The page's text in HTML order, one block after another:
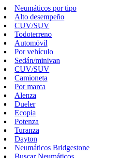
Neumáticos por tipo
Alto desempeño
CUV/SUV
Todoterreno
Automóvil
Por vehículo
Sedán/minivan
CUV/SUV
Camioneta
Por marca
Alenza
Dueler
Ecopia
Potenza
Turanza
Dayton
Neumáticos Bridgestone
Buscar Neumáticos